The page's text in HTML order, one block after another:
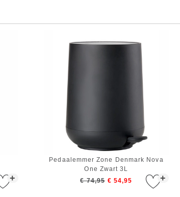
+ +
Pedaalemmer Zone Denmark Nova
One Zwart 3L
€ 74,95 € 54,95